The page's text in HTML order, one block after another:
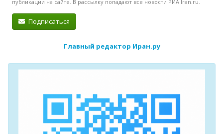
публикации на сайте. В рассылку попадают все новости РИА Iran.ru.
Подписаться
Главный редактор Иран.ру